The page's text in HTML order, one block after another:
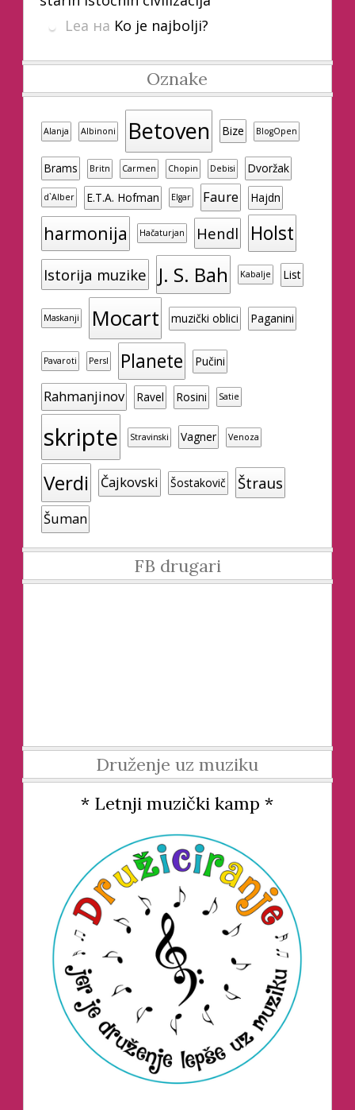
Lea на Ko je najbolji?
Oznake
Alanja Albinoni Betoven Bize BlogOpen
Brams Britn Carmen Chopin Debisi Dvoržak
d`Alber E.T.A. Hofman Elgar Faure Hajdn
harmonija Hačaturjan Hendl Holst
Istorija muzike J. S. Bah Kabalje List
Maskanji Mocart muzički oblici Paganini
Pavaroti Persl Planete Pučini
Rahmanjinov Ravel Rosini Satie
skripte Stravinski Vagner Venoza
Verdi Čajkovski Šostakovič Štraus
Šuman
FB drugari
Druženje uz muziku
* Letnji muzički kamp *